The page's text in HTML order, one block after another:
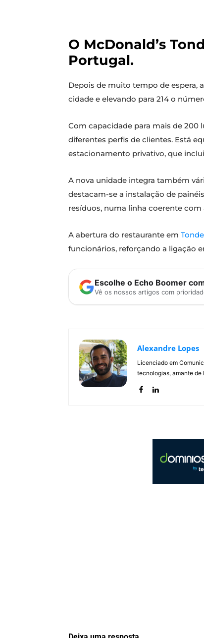
O McDonald’s
Portugal.
Depois de muito tempo de espera, a
cidade e elevando para 214 o
Com capacidade para mais de 200
diferentes perfis de clientes. Está
estacionamento privativo, que
A nova unidade integra também
destacam-se a instalação de
resíduos, numa linha coerente
A abertura do restaurante em
funcionários, reforçando a ligação
Escolhe o Echo Boomer
Vê os nossos artigos com
Alexandre Lopes
Licenciado em
tecnologias, amante de